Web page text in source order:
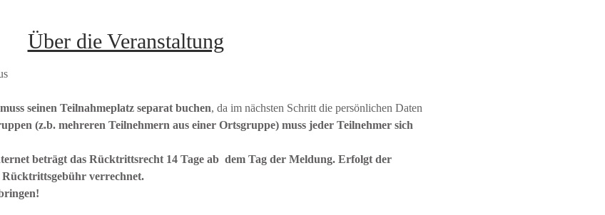
Über die Veranstaltung
seinen Teilnahmeplatz separat buchen, da im nächsten Schritt die persönlichen Daten
(z.b. mehreren Teilnehmern aus einer Ortsgruppe) muss jeder Teilnehmer sich
beträgt das Rücktrittsrecht 14 Tage ab  dem Tag der Meldung. Erfolgt der
verrechnet.